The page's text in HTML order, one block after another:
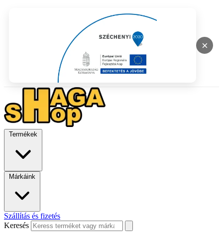
×
Termékek
Márkáink
Szállítás és fizetés
Keresés